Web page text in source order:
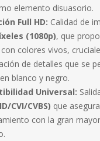
elemento disuasorio.
Full HD: Calidad de
(1080p), que
colores vivos,
de detalles que se
blanco y negro.
Universal:
CVI/CVBS) que
con la gran